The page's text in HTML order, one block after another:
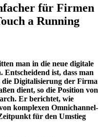
für Firmen
a Running
man in die neue digitale
ist, dass man
Digitalisierung der Firma
dient, so die Position von
Er berichtet, wie
komplexen Omnichannel-
für den Umstieg